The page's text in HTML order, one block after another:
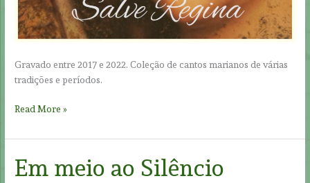
Gravado entre 2017 e 2022. Coleção de cantos marianos de várias
tradições e períodos.
Salve
Read More »
Em meio ao Silêncio